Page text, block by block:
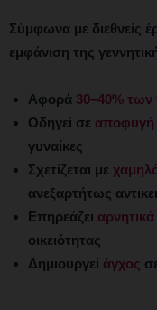
Σύμφωνα με διεθνείς
εμφάνιση της
Αφορά 30–40% των
Οδηγεί σε αποφυγή
γυναίκες
Σχετίζεται με
ανεξαρτήτως
Επηρεάζει αρνητικά
οικειότητας
Δημιουργεί άγχος